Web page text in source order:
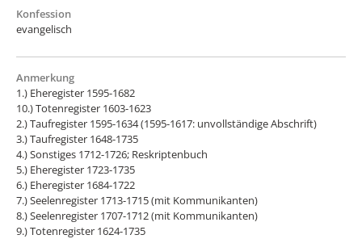
Konfession
evangelisch
Anmerkung
1.) Eheregister 1595-1682
10.) Totenregister 1603-1623
2.) Taufregister 1595-1634 (1595-1617: unvollständige Abschrift)
3.) Taufregister 1648-1735
4.) Sonstiges 1712-1726; Reskriptenbuch
5.) Eheregister 1723-1735
6.) Eheregister 1684-1722
7.) Seelenregister 1713-1715 (mit Kommunikanten)
8.) Seelenregister 1707-1712 (mit Kommunikanten)
9.) Totenregister 1624-1735